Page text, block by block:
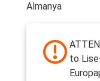
Almanya
to